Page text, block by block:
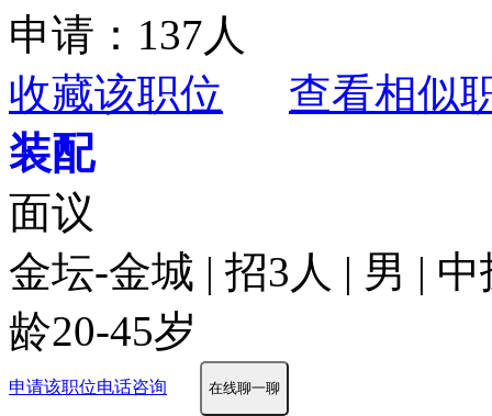
申请：137人
收藏该职位
查看相似
装配
面议
金坛-金城 | 招3人 | 男 |
龄20-45岁
申请该职位电话咨询 在线聊一聊